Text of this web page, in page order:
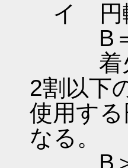
イ 円
B＝
着火位
2割以下
使用す
なる。
B＞